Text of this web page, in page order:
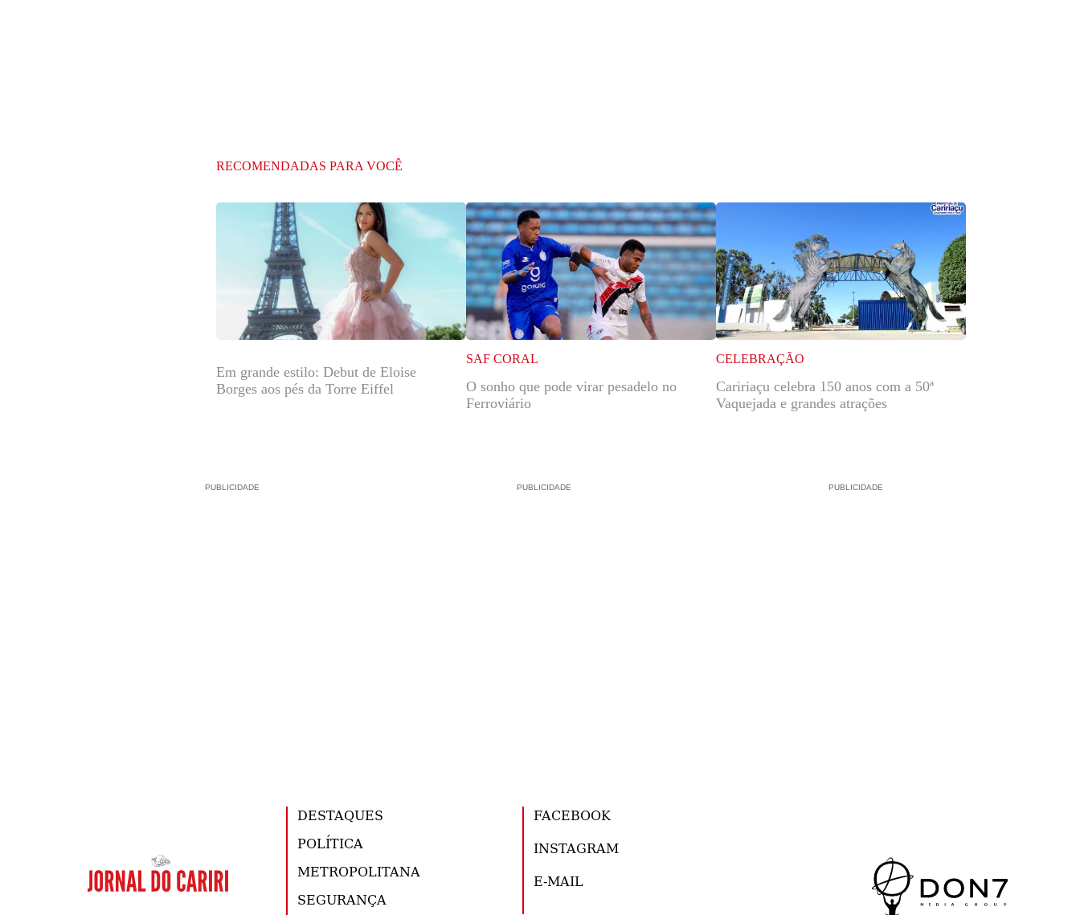
RECOMENDADAS PARA VOCÊ
Em grande estilo: Debut de Eloise
Borges aos pés da Torre Eiffel
SAF CORAL
O sonho que pode virar pesadelo no
Ferroviário
CELEBRAÇÃO
Caririaçu celebra 150 anos com a 50ª
Vaquejada e grandes atrações
PUBLICIDADE PUBLICIDADE PUBLICIDADE
DESTAQUES
POLÍTICA
METROPOLITANA
SEGURANÇA
FACEBOOK
INSTAGRAM
E-MAIL